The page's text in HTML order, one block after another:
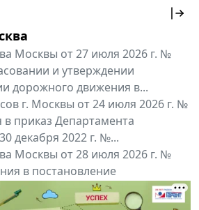
Москвы от 27 июля 2026 г. №
и утверждении
дорожного движения в...
г. Москвы от 24 июля 2026 г. №
приказ Департамента
декабря 2022 г. №...
Москвы от 28 июля 2026 г. №
в постановление
2011 г. № 334-ПП"
Мой регион ...